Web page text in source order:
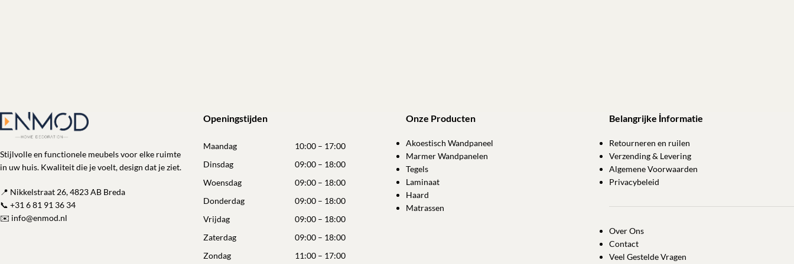
Stijlvolle en functionele meubels voor elke ruimte
in uw huis. Kwaliteit die je voelt, design dat je ziet.
📍 Nikkelstraat 26, 4823 AB Breda
📞 +31 6 81 91 36 34
✉️ info@enmod.nl
Openingstijden
Maandag
10:00 – 17:00
Dinsdag
09:00 – 18:00
Woensdag
09:00 – 18:00
Donderdag
09:00 – 18:00
Vrijdag
09:00 – 18:00
Zaterdag
09:00 – 18:00
Zondag
11:00 – 17:00
Onze Producten
Akoestisch Wandpaneel
Marmer Wandpanelen
Tegels
Laminaat
Haard
Matrassen
Belangrijke İnformatie
Retourneren en ruilen
Verzending & Levering
Algemene Voorwaarden
Privacybeleid
Over Ons
Contact
Veel Gestelde Vragen